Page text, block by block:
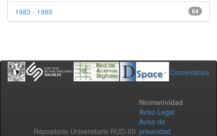
64
1983 - 1989
Comentarios
Repositorio Universitario RUD-IIS
Normatividad
Aviso Legal
Aviso de
privacidad